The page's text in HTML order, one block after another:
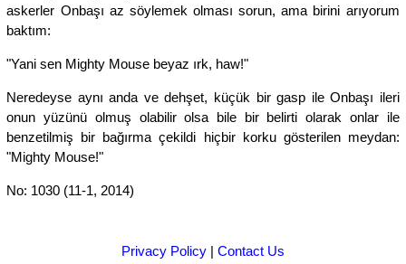
askerler Onbaşı az söylemek olması sorun, ama birini arıyorum
baktım:
"Yani sen Mighty Mouse beyaz ırk, haw!"
Neredeyse aynı anda ve dehşet, küçük bir gasp ile Onbaşı ileri
onun yüzünü olmuş olabilir olsa bile bir belirti olarak onlar ile
benzetilmiş bir bağırma çekildi hiçbir korku gösterilen meydan:
"Mighty Mouse!"
No: 1030 (11-1, 2014)
Privacy Policy | Contact Us